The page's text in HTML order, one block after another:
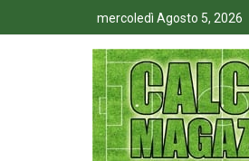
mercoledì Agosto 5, 2026